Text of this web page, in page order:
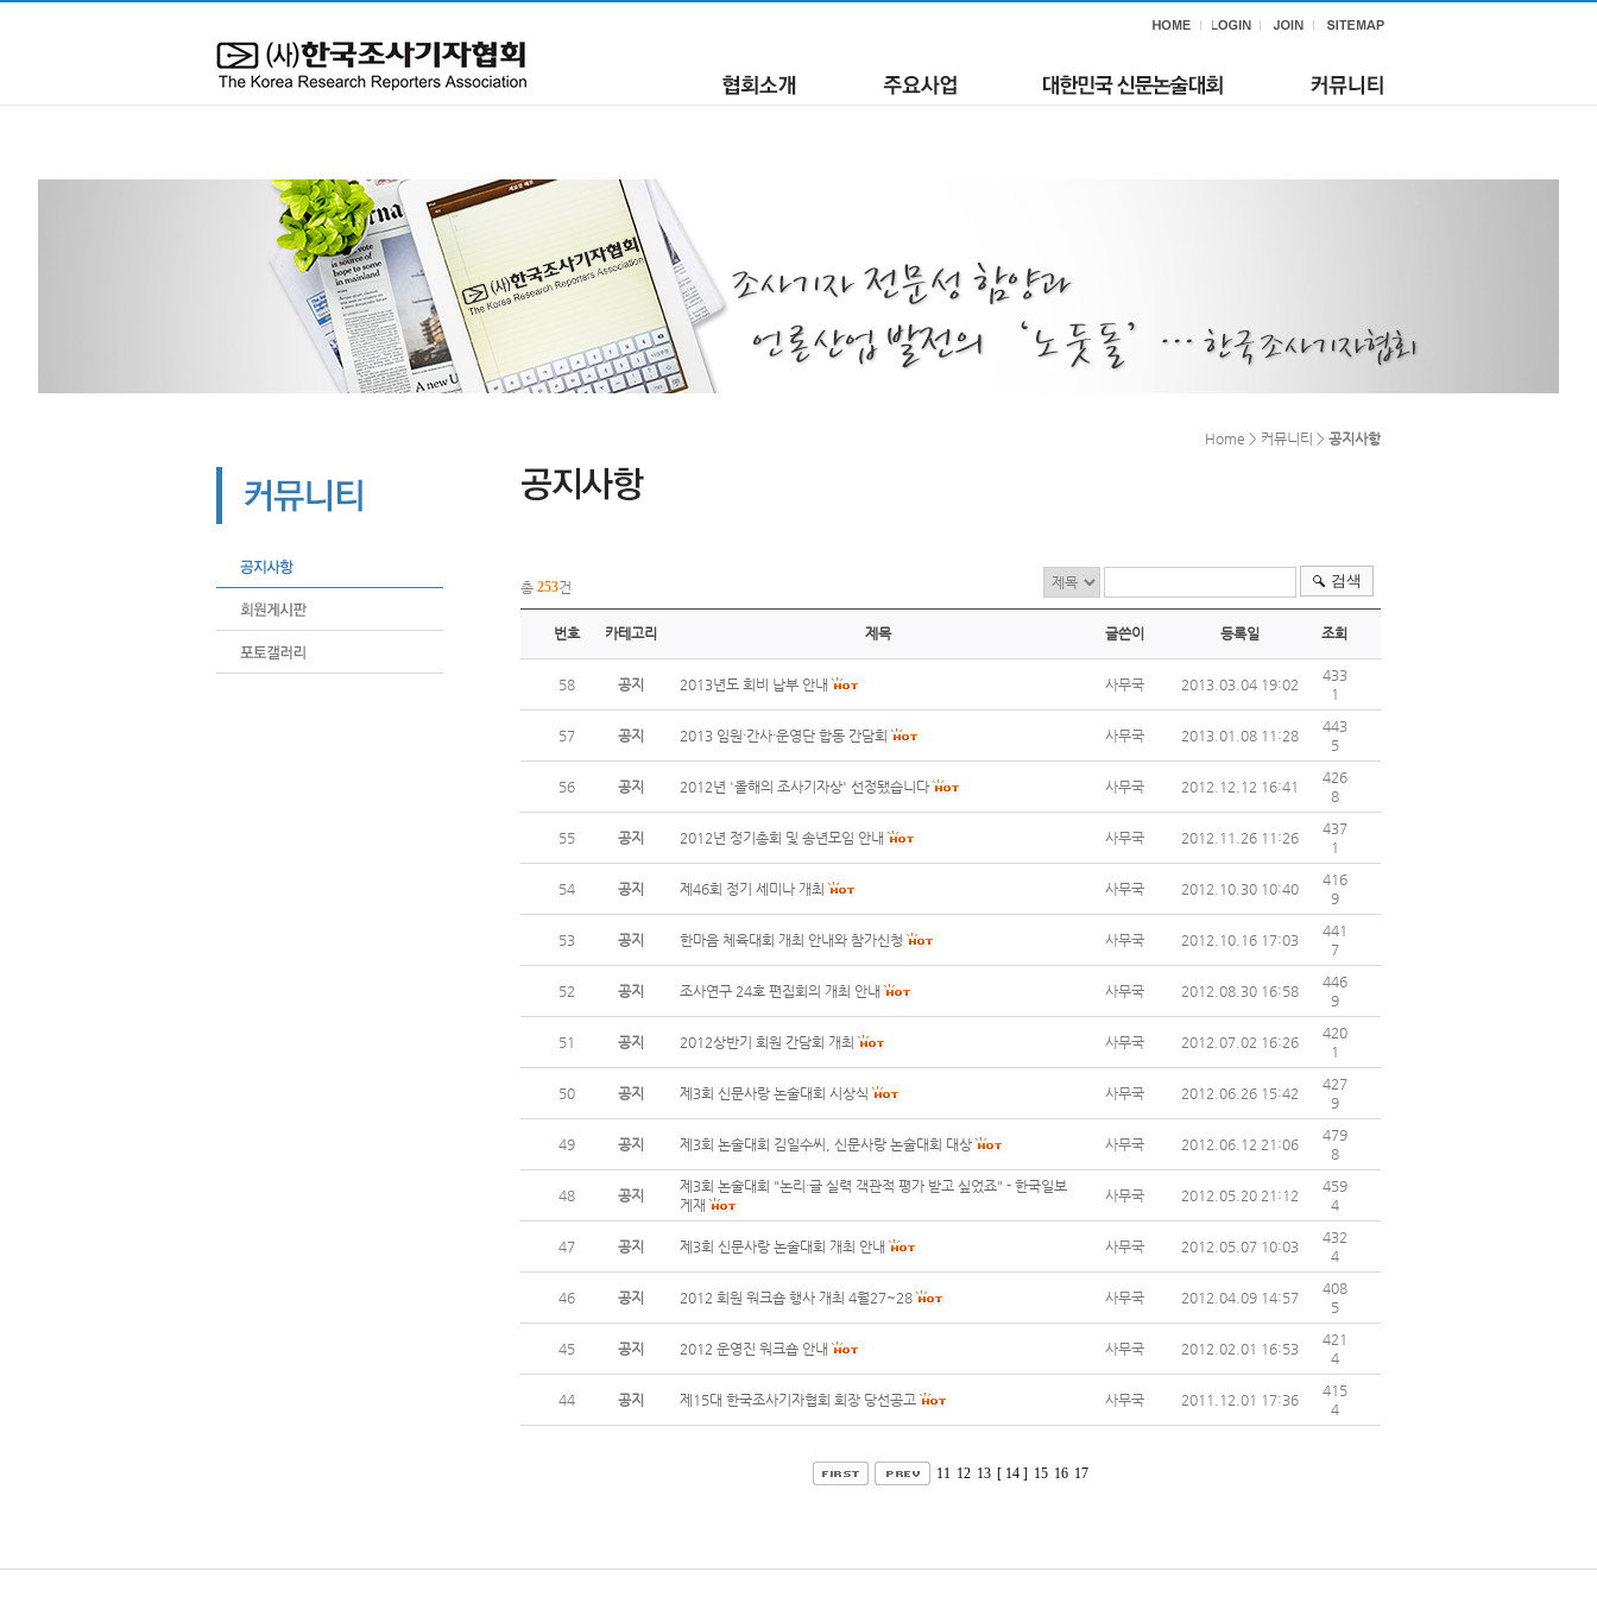
Home > 커뮤니티 > 공지사항
총 253건 검색
번호 카테고리 제목 글쓴이 등록일 조회
58 공지 2013년도 회비 납부 안내 사무국 2013.03.04 19:02
433
1
57 공지 2013 임원·간사·운영단 합동 간담회 사무국 2013.01.08 11:28
443
5
56 공지 2012년 '올해의 조사기자상' 선정됐습니다 사무국 2012.12.12 16:41
426
8
55 공지 2012년 정기총회 및 송년모임 안내 사무국 2012.11.26 11:26
437
1
54 공지 제46회 정기 세미나 개최 사무국 2012.10.30 10:40
416
9
53 공지 한마음 체육대회 개최 안내와 참가신청 사무국 2012.10.16 17:03
441
7
52 공지 조사연구 24호 편집회의 개최 안내 사무국 2012.08.30 16:58
446
9
51 공지 2012상반기 회원 간담회 개최 사무국 2012.07.02 16:26
420
1
50 공지 제3회 신문사랑 논술대회 시상식 사무국 2012.06.26 15:42
427
9
49 공지 제3회 논술대회 김일수씨, 신문사랑 논술대회 대상 사무국 2012.06.12 21:06
479
8
48 공지
제3회 논술대회 "논리·글 실력 객관적 평가 받고 싶었죠" - 한국일보
게재
사무국 2012.05.20 21:12
459
4
47 공지 제3회 신문사랑 논술대회 개최 안내 사무국 2012.05.07 10:03
432
4
46 공지 2012 회원 워크숍 행사 개최 4월27~28 사무국 2012.04.09 14:57
408
5
45 공지 2012 운영진 워크숍 안내 사무국 2012.02.01 16:53
421
4
44 공지 제15대 한국조사기자협회 회장 당선공고 사무국 2011.12.01 17:36
415
4
11 12 13 [ 14 ] 15 16 17